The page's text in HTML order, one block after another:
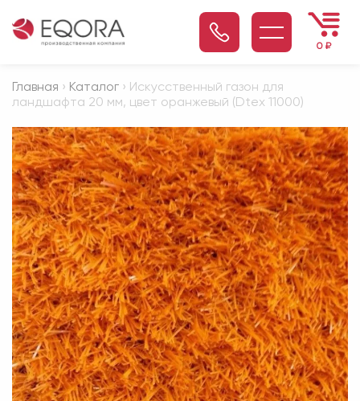
0 ₽
Главная › Каталог › Искусственный газон для
ландшафта 20 мм, цвет оранжевый (Dtex 11000)